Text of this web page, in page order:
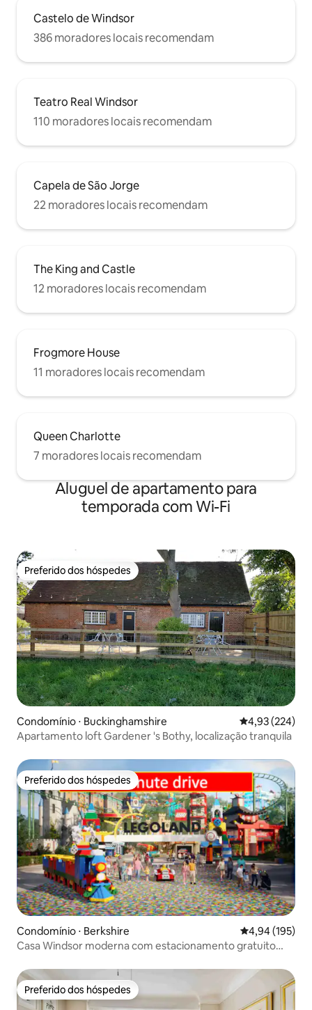
Castelo de Windsor
386 moradores locais recomendam
Teatro Real Windsor
110 moradores locais recomendam
Capela de São Jorge
22 moradores locais recomendam
The King and Castle
12 moradores locais recomendam
Frogmore House
11 moradores locais recomendam
Queen Charlotte
7 moradores locais recomendam
Aluguel de apartamento para
temporada com Wi-Fi
Preferido dos hóspedes
Preferido dos hóspedes
Condomínio ⋅ Buckinghamshire 4,93 de uma
4,93 (224)
Apartamento loft Gardener 's Bothy, localização tranquila
Preferido dos hóspedes
Preferido dos hóspedes
Condomínio ⋅ Berkshire 4,94 de uma
4,94 (195)
Casa Windsor moderna com estacionamento gratuito
Preferido dos hóspedes
Preferido dos hóspedes